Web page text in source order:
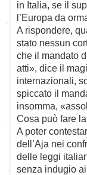
in Italia, se il
l’Europa da
A rispondere,
stato nessun
che il mandato
atti», dice il
internazionali,
spiccato il
insomma,
Cosa può fare
A poter
dell’Aja nei
delle leggi
senza indugio